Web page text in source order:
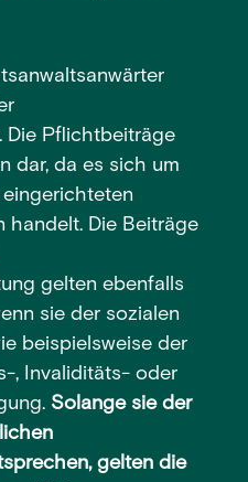
Die Pflichtbeiträge
dar, da es sich um
handelt. Die Beiträge
gelten ebenfalls
sie der sozialen
beispielsweise der
, Invaliditäts- oder
Solange sie der
gelten die